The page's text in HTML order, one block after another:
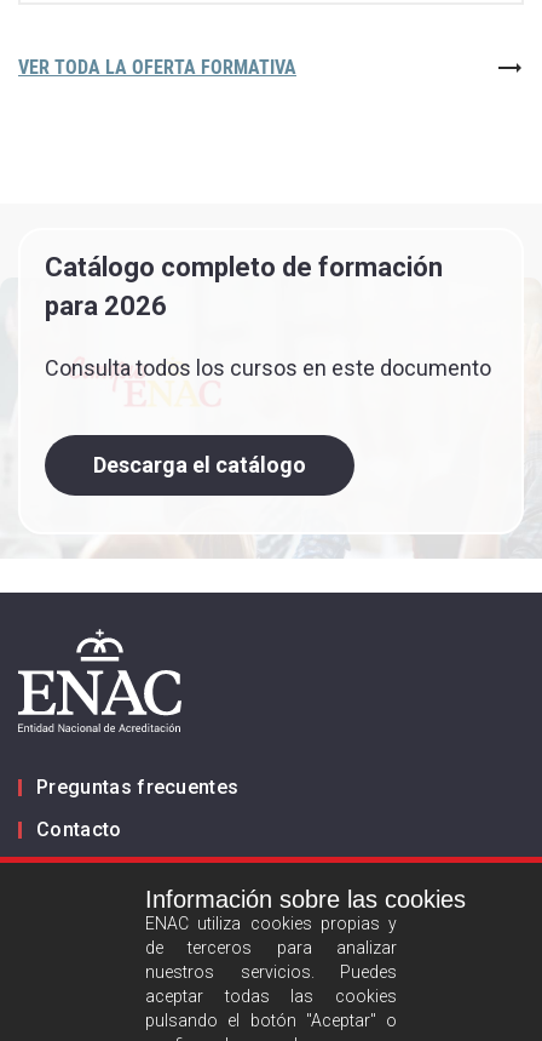
VER TODA LA OFERTA FORMATIVA
Catálogo completo de formación
para 2026
Consulta todos los cursos en este documento
Descarga el catálogo
Preguntas frecuentes
Contacto
Información sobre las cookies
ENAC utiliza cookies propias y
de terceros para analizar
nuestros servicios. Puedes
aceptar todas las cookies
pulsando el botón "Aceptar" o